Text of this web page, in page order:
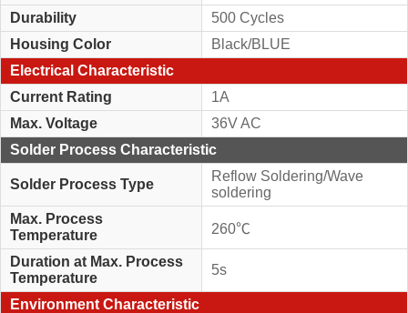
Durability
500 Cycles
Housing Color
Black/BLUE
Electrical Characteristic
Current Rating
1A
Max. Voltage
36V AC
Solder Process Characteristic
Solder Process Type
Reflow Soldering/Wave
soldering
Max. Process
Temperature
260℃
Duration at Max. Process
Temperature
5s
Environment Characteristic